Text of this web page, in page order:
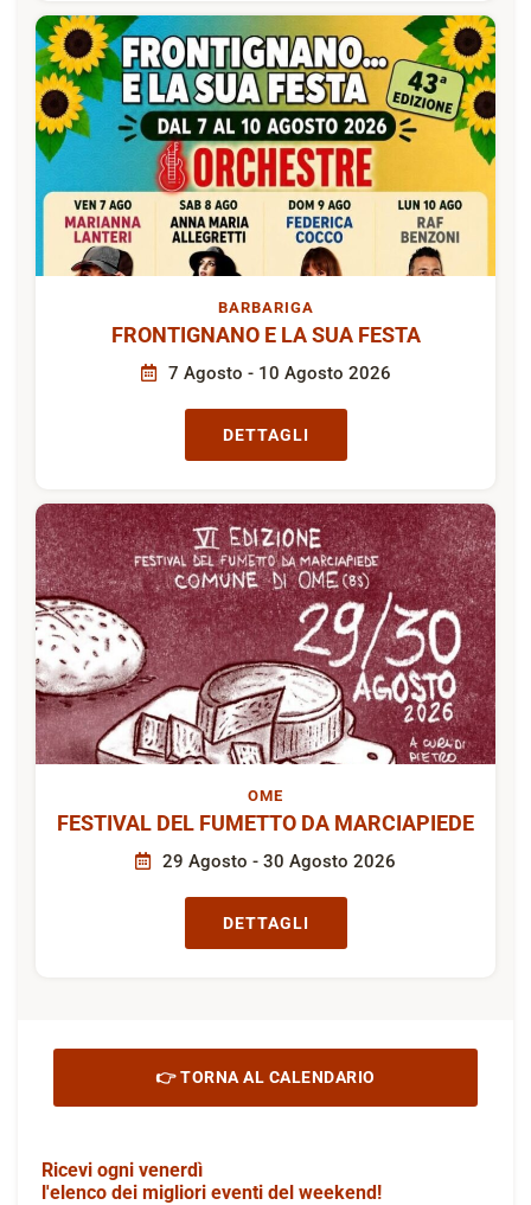
BARBARIGA
FRONTIGNANO E LA SUA FESTA
7 Agosto - 10 Agosto 2026
DETTAGLI
OME
FESTIVAL DEL FUMETTO DA MARCIAPIEDE
29 Agosto - 30 Agosto 2026
DETTAGLI
👉 TORNA AL CALENDARIO
Ricevi ogni venerdì
l'elenco dei migliori eventi del weekend!